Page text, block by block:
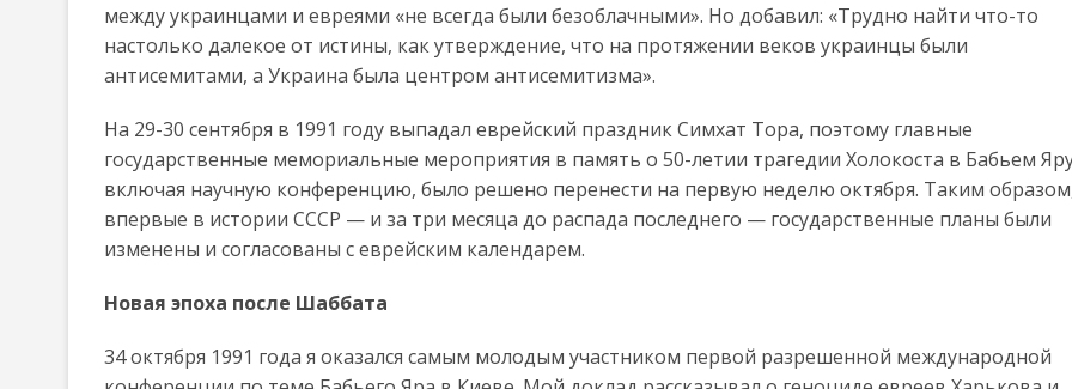
между украинцами и евреями «не всегда были безоблачными». Но добавил: «Трудно найти что-то
настолько далекое от истины, как утверждение, что на протяжении веков украинцы были
антисемитами, а Украина была центром антисемитизма».
На 29-30 сентября в 1991 году выпадал еврейский праздник Симхат Тора, поэтому главные
государственные мемориальные мероприятия в память о 50-летии трагедии Холокоста в Бабьем
включая научную конференцию, было решено перенести на первую неделю октября. Таким
впервые в истории СССР — и за три месяца до распада последнего — государственные планы были
изменены и согласованы с еврейским календарем.
Новая эпоха после Шаббата
34 октября 1991 года я оказался самым молодым участником первой разрешенной международной